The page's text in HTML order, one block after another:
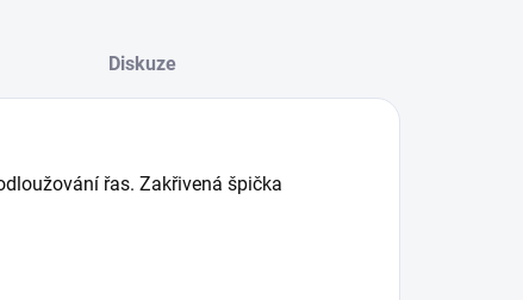
Diskuze
řas. Zakřivená špička